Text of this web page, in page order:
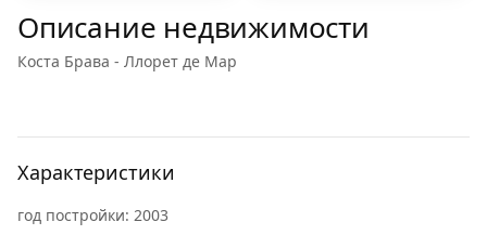
Описание недвижимости
Коста Брава - Ллорет де Мар
Характеристики
год постройки: 2003